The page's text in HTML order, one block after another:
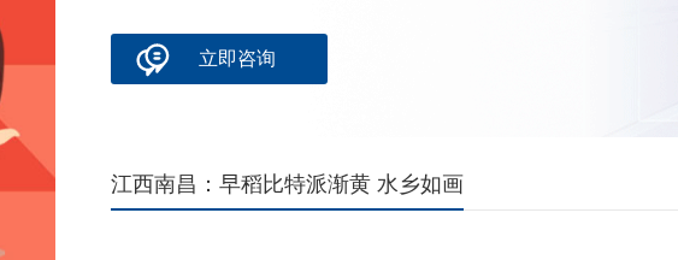
立即咨询
江西南昌：早稻比特派渐黄 水乡如画